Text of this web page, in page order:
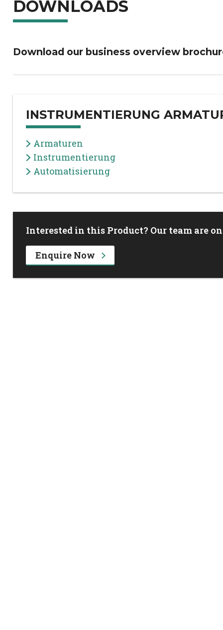
DOWNLOADS
Download our business overview
INSTRUMENTIERUNG
Armaturen
Instrumentierung
Automatisierung
Interested in this Product? Our team are
Enquire Now